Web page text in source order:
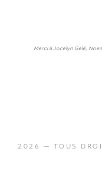
Merci à Jocelyn Gelé,
2026 — TOUS